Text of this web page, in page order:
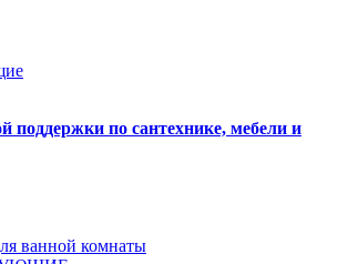
поддержки по сантехнике, мебели и
ванной комнаты